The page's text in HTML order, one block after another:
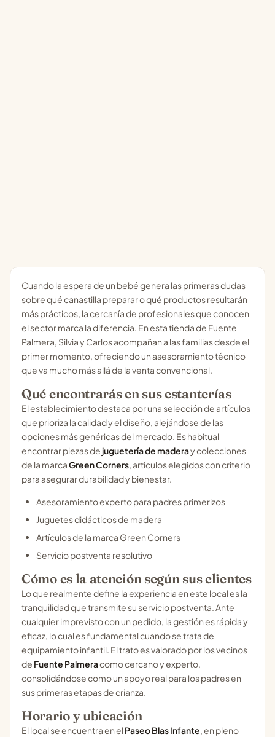
Cuando la espera de un bebé genera las primeras dudas
sobre qué canastilla preparar o qué productos resultarán
más prácticos, la cercanía de profesionales que conocen
el sector marca la diferencia. En esta tienda de Fuente
Palmera, Silvia y Carlos acompañan a las familias desde el
primer momento, ofreciendo un asesoramiento técnico
que va mucho más allá de la venta convencional.
Qué encontrarás en sus estanterías
El establecimiento destaca por una selección de artículos
que prioriza la calidad y el diseño, alejándose de las
opciones más genéricas del mercado. Es habitual
encontrar piezas de juguetería de maderay colecciones
de la marcaGreen Corners, artículos elegidos con criterio
para asegurar durabilidad y bienestar.
Asesoramiento experto para padres primerizos
Juguetes didácticos de madera
Artículos de la marca Green Corners
Servicio postventa resolutivo
Cómo es la atención según sus clientes
Lo que realmente define la experiencia en este local es la
tranquilidad que transmite su servicio postventa. Ante
cualquier imprevisto con un pedido, la gestión es rápida y
eficaz, lo cual es fundamental cuando se trata de
equipamiento infantil. El trato es valorado por los vecinos
de Fuente Palmeracomo cercano y experto,
consolidándose como un apoyo real para los padres en
sus primeras etapas de crianza.
Horario y ubicación
El local se encuentra en el Paseo Blas Infante, en pleno